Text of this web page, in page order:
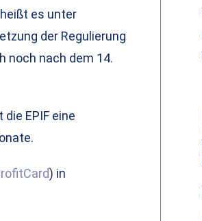
es unter
der Regulierung
noch nach dem 14.
EPIF eine
) in